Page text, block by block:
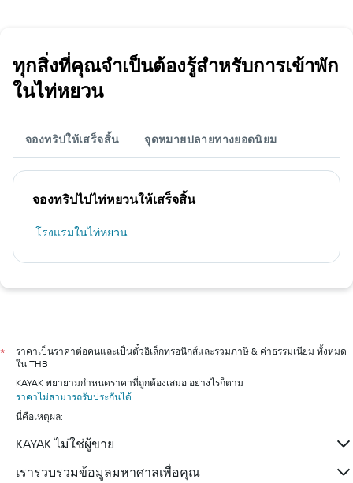
ทุกสิ่งที่คุณจำเป็นต้องรู้สำหรับการเข้าพัก
ในไท่หยวน
จองทริปให้เสร็จสิ้น จุดหมายปลายทางยอดนิยม
จองทริปไปไท่หยวนให้เสร็จสิ้น
โรงแรมในไท่หยวน
*
ราคาเป็นราคาต่อคนและเป็นตั๋วอิเล็กทรอนิกส์และรวมภาษี & ค่าธรรมเนียม ทั้งหมด
ใน THB
KAYAK พยายามกำหนดราคาที่ถูกต้องเสมอ อย่างไรก็ตาม
ราคาไม่สามารถรับประกันได้
นี่คือเหตุผล:
KAYAK ไม่ใช่ผู้ขาย
เรารวบรวมข้อมูลมหาศาลเพื่อคุณ